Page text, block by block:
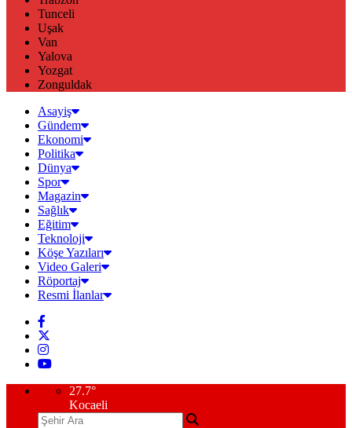
Tunceli
Uşak
Van
Yalova
Yozgat
Zonguldak
Asayiş
Gündem
Ekonomi
Politika
Dünya
Spor
Magazin
Sağlık
Eğitim
Teknoloji
Köşe Yazıları
Video Galeri
Röportaj
Resmi İlanlar
27.7°
Kocaeli